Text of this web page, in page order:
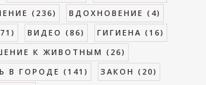
(236) ВДОХНОВЕНИЕ (4)
ВИДЕО (86) ГИГИЕНА (16)
К ЖИВОТНЫМ (26)
В ГОРОДЕ (141) ЗАКОН (20)